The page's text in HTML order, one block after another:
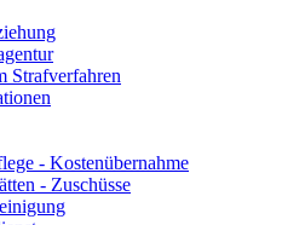
Strafverfahren
- Kostenübernahme
- Zuschüsse